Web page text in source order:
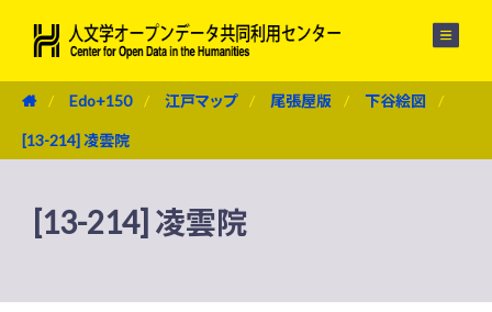
Edo+150 江戸マップ 尾張屋版 下谷絵図
[13-214] 凌雲院
[13-214] 凌雲院